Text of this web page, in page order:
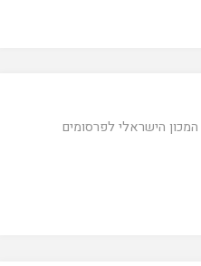
המכון הישראלי לפרסומים